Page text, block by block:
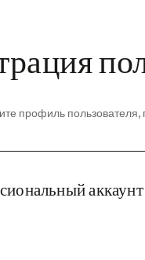
профиль пользователя,
аккаунт